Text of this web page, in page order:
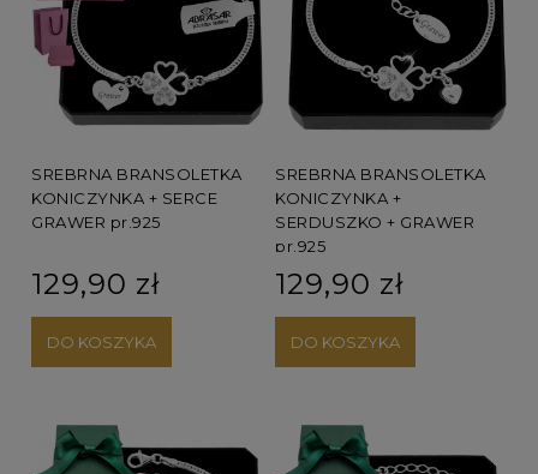
SREBRNA BRANSOLETKA
KONICZYNKA + SERCE
GRAWER pr.925
129,90 zł
DO KOSZYKA
SREBRNA BRANSOLETKA
KONICZYNKA +
SERDUSZKO + GRAWER
pr.925
129,90 zł
DO KOSZYKA